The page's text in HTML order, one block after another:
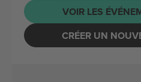
VOIR LES
CRÉER UN